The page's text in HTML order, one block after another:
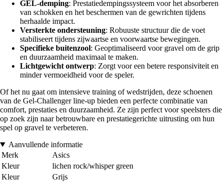
GEL-demping: Prestatiedempingssysteem voor het absorberen
van schokken en het beschermen van de gewrichten tijdens
herhaalde impact.
Versterkte ondersteuning: Robuuste structuur die de voet
stabiliseert tijdens zijwaartse en voorwaartse bewegingen.
Specifieke buitenzool: Geoptimaliseerd voor gravel om de grip
en duurzaamheid maximaal te maken.
Lichtgewicht ontwerp: Zorgt voor een betere responsiviteit en
minder vermoeidheid voor de speler.
Of het nu gaat om intensieve training of wedstrijden, deze schoenen
van de Gel-Challenger line-up bieden een perfecte combinatie van
comfort, prestaties en duurzaamheid. Ze zijn perfect voor speelsters die
op zoek zijn naar betrouwbare en prestatiegerichte uitrusting om hun
spel op gravel te verbeteren.
Aanvullende informatie
Merk
Asics
Kleur
lichen rock/whisper green
Kleur
Grijs